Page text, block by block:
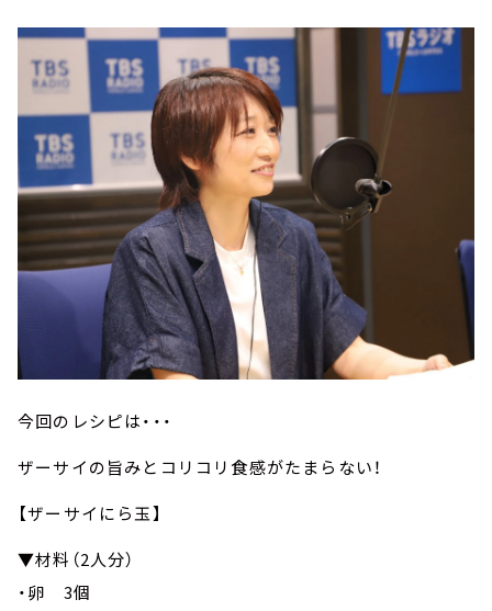
今回のレシピは・・・
ザーサイの旨みとコリコリ食感がたまらない！
【ザーサイにら玉】
▼材料（2人分）
・卵 3個